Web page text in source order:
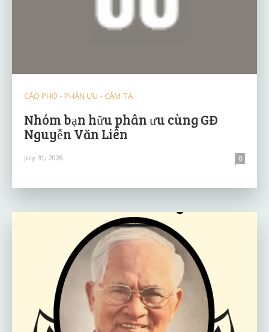
CÁO PHÓ - PHÂN ƯU - CẢM TẠ
Nhóm bạn hữu phân ưu cùng GĐ
Nguyễn Văn Liên
July 31, 2026 0